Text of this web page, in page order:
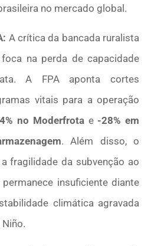
no mercado global.
A crítica da bancada ruralista
na perda de capacidade
A FPA aponta cortes
vitais para a operação
no Moderfrotae -28% em
. Além disso, o
fragilidade da subvenção ao
insuficiente diante
climática agravada